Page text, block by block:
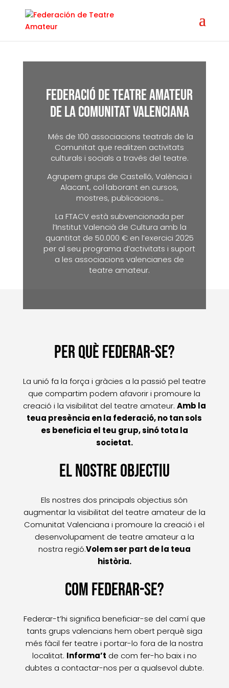
FEDERACIÓ de TEATRe AMATEUR
DE LA COMUNitAt VALENCIANA
Més de 100 associacions teatrals de la
Comunitat que realitzen activitats
culturals i socials a través del teatre.
Agrupem grups de Castelló, València i
Alacant, col·laborant en cursos,
mostres, publicacions…
La FTACV està subvencionada per
l’Institut Valencià de Cultura amb la
quantitat de 50.000 € en l’exercici 2025
per al seu programa d’activitats i suport
a les associacions valencianes de
teatre amateur.
PeR QUè FEDERAR-SE?
La unió fa la força i gràcies a la passió pel teatre
que compartim podem afavorir i promoure la
creació i la visibilitat del teatre amateur. Amb la
teua presència en la federació, no tan sols
es beneficia el teu grup, sinó tota la
societat.
el Nostre objectiu
Els nostres dos principals objectius són
augmentar la visibilitat del teatre amateur de la
Comunitat Valenciana i promoure la creació i el
desenvolupament de teatre amateur a la
nostra regió.Volem ser part de la teua
història.
COm FEDERAR-Se?
Federar-t’hi significa beneficiar-se del camí que
tants grups valencians hem obert perquè siga
més fàcil fer teatre i portar-lo fora de la nostra
localitat. Informa’t de com fer-ho baix i no
dubtes a contactar-nos per a qualsevol dubte.